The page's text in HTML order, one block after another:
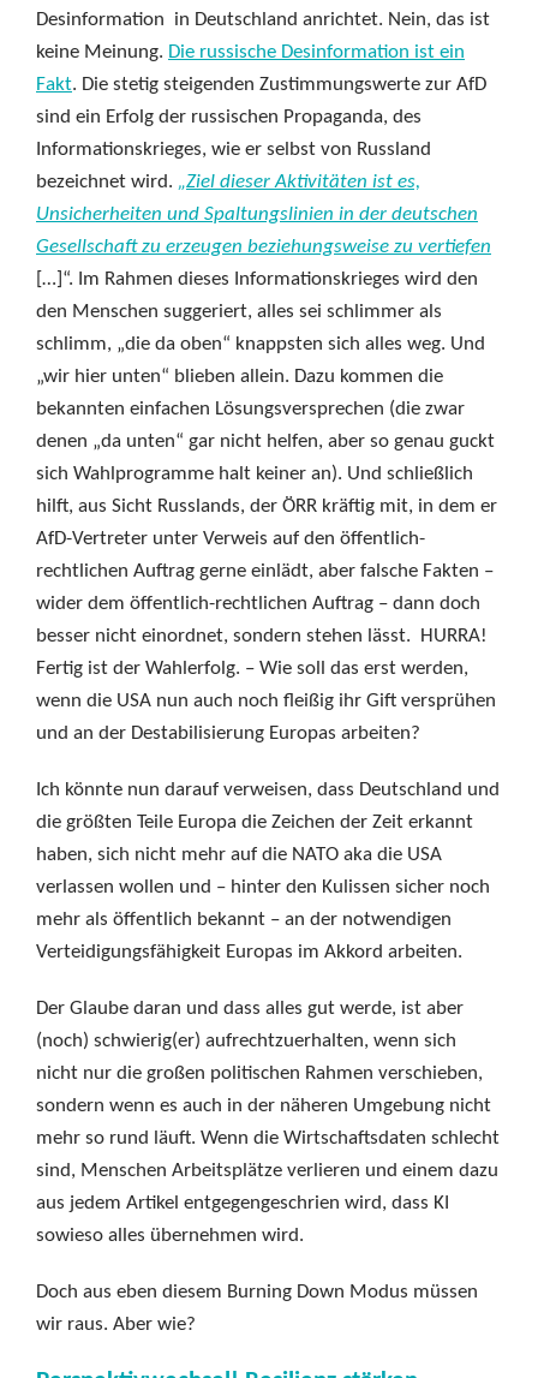
Desinformation in Deutschland anrichtet. Nein, das ist
keine Meinung. Die russische Desinformation ist ein
Fakt. Die stetig steigenden Zustimmungswerte zur AfD
sind ein Erfolg der russischen Propaganda, des
Informationskrieges, wie er selbst von Russland
bezeichnet wird. „Ziel dieser Aktivitäten ist es,
Unsicherheiten und Spaltungslinien in der deutschen
Gesellschaft zu erzeugen beziehungsweise zu vertiefen
[…]“. Im Rahmen dieses Informationskrieges wird den
den Menschen suggeriert, alles sei schlimmer als
schlimm, „die da oben“ knappsten sich alles weg. Und
„wir hier unten“ blieben allein. Dazu kommen die
bekannten einfachen Lösungsversprechen (die zwar
denen „da unten“ gar nicht helfen, aber so genau guckt
sich Wahlprogramme halt keiner an). Und schließlich
hilft, aus Sicht Russlands, der ÖRR kräftig mit, in dem er
AfD-Vertreter unter Verweis auf den öffentlich-
rechtlichen Auftrag gerne einlädt, aber falsche Fakten –
wider dem öffentlich-rechtlichen Auftrag – dann doch
besser nicht einordnet, sondern stehen lässt. HURRA!
Fertig ist der Wahlerfolg. – Wie soll das erst werden,
wenn die USA nun auch noch fleißig ihr Gift versprühen
und an der Destabilisierung Europas arbeiten?
Ich könnte nun darauf verweisen, dass Deutschland und
die größten Teile Europa die Zeichen der Zeit erkannt
haben, sich nicht mehr auf die NATO aka die USA
verlassen wollen und – hinter den Kulissen sicher noch
mehr als öffentlich bekannt – an der notwendigen
Verteidigungsfähigkeit Europas im Akkord arbeiten.
Der Glaube daran und dass alles gut werde, ist aber
(noch) schwierig(er) aufrechtzuerhalten, wenn sich
nicht nur die großen politischen Rahmen verschieben,
sondern wenn es auch in der näheren Umgebung nicht
mehr so rund läuft. Wenn die Wirtschaftsdaten schlecht
sind, Menschen Arbeitsplätze verlieren und einem dazu
aus jedem Artikel entgegengeschrien wird, dass KI
sowieso alles übernehmen wird.
Doch aus eben diesem Burning Down Modus müssen
wir raus. Aber wie?